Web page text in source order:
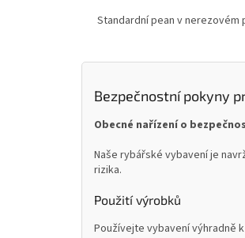
Standardní pean v
Bezpečnostní pokyny
Obecné nařízení o
Naše rybářské vybavení je
rizika.
Použití výrobků
Používejte vybavení výhradně